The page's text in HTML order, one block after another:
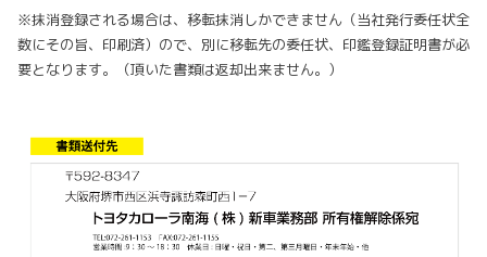
※抹消登録される場合は、移転抹消しかできません（当社発行委任状全
数にその旨、印刷済）ので、別に移転先の委任状、印鑑登録証明書が必
要となります。（頂いた書類は返却出来ません。）